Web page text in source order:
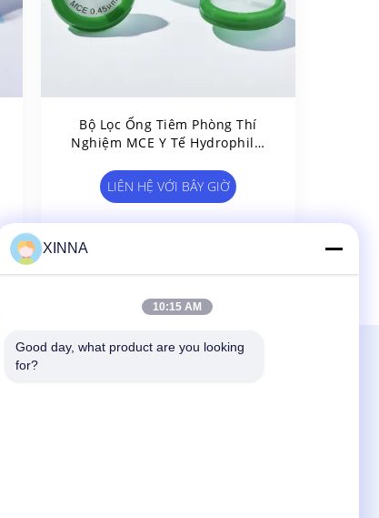
Bộ Lọc Ống Tiêm Phòng Thí
Nghiệm MCE Y Tế Hydrophilic
Filter
LIÊN HỆ VỚI BÂY GIỜ
17 >
Liên Hệ Với Chúng Tôi
XINNA
10:15 AM
Good day, what product are you looking
for?